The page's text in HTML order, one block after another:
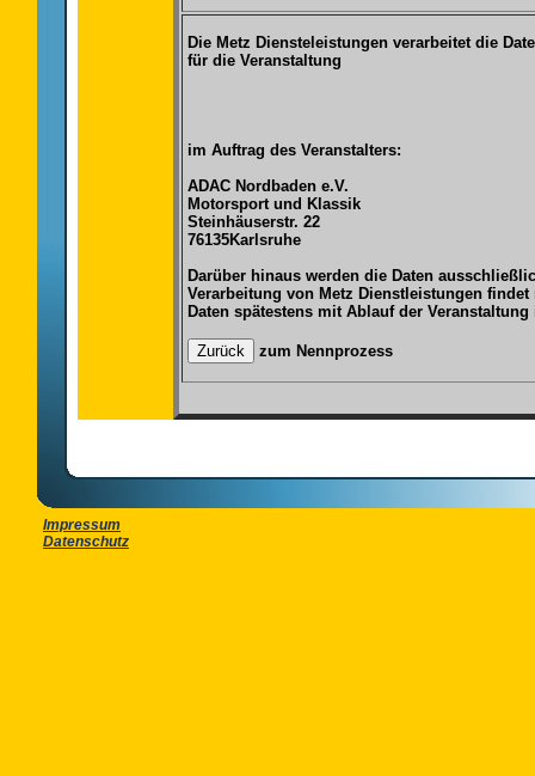
Die Metz Diensteleistungen verarbeitet die
für die Veranstaltung
im Auftrag des Veranstalters:
ADAC Nordbaden e.V.
Motorsport und Klassik
Steinhäuserstr. 22
76135Karlsruhe
Darüber hinaus werden die Daten
Verarbeitung von Metz Dienstleistungen
Daten spätestens mit Ablauf der
zum Nennprozess
Impressum
Datenschutz